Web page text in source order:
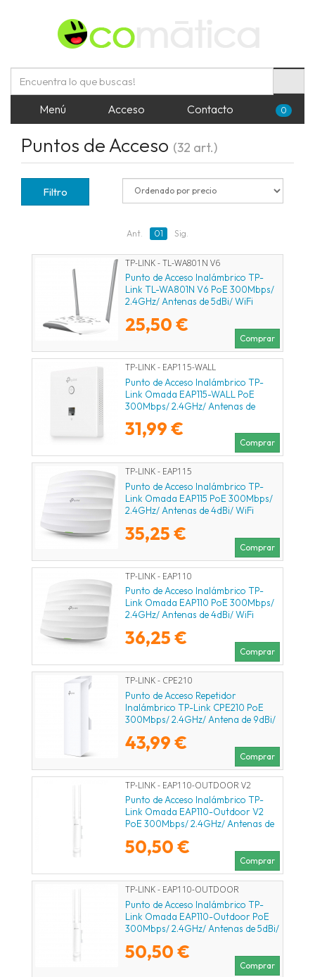
Menú Acceso Contacto 0
Puntos de Acceso (32 art.)
Filtro
Ant. 01 Sig.
TP-LINK - TL-WA801N V6
Punto de Acceso Inalámbrico TP-
Link TL-WA801N V6 PoE 300Mbps/
2.4GHz/ Antenas de 5dBi/ WiFi
25,50 €
Comprar
TP-LINK - EAP115-WALL
Punto de Acceso Inalámbrico TP-
Link Omada EAP115-WALL PoE
300Mbps/ 2.4GHz/ Antenas de
31,99 €
Comprar
TP-LINK - EAP115
Punto de Acceso Inalámbrico TP-
Link Omada EAP115 PoE 300Mbps/
2.4GHz/ Antenas de 4dBi/ WiFi
35,25 €
Comprar
TP-LINK - EAP110
Punto de Acceso Inalámbrico TP-
Link Omada EAP110 PoE 300Mbps/
2.4GHz/ Antenas de 4dBi/ WiFi
36,25 €
Comprar
TP-LINK - CPE210
Punto de Acceso Repetidor
Inalámbrico TP-Link CPE210 PoE
300Mbps/ 2.4GHz/ Antena de 9dBi/
43,99 €
Comprar
TP-LINK - EAP110-OUTDOOR V2
Punto de Acceso Inalámbrico TP-
Link Omada EAP110-Outdoor V2
PoE 300Mbps/ 2.4GHz/ Antenas de
50,50 €
Comprar
TP-LINK - EAP110-OUTDOOR
Punto de Acceso Inalámbrico TP-
Link Omada EAP110-Outdoor PoE
300Mbps/ 2.4GHz/ Antenas de 5dBi/
50,50 €
Comprar